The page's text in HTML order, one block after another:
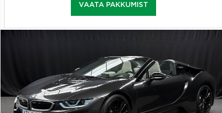
VAATA PAKKUMIST